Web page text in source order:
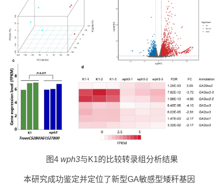
图4 wph3与K1的比较转录组分析结果
本研究成功鉴定并定位了新型GA敏感型矮秆基因